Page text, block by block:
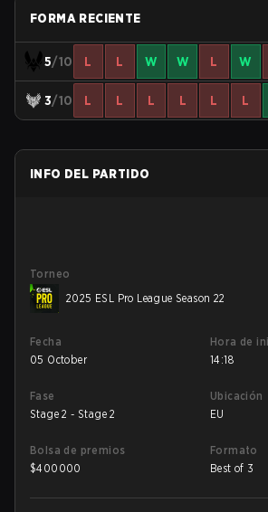
FORMA RECIENTE
5/10 L L W W L W
3/10 L L L L L L
INFO DEL PARTIDO
Torneo
2025 ESL Pro League Season 22
Fecha
05 October
Hora de
14:18
Fase
Stage 2 - Stage 2
Ubicación
EU
Bolsa de premios
$400000
Formato
Best of 3